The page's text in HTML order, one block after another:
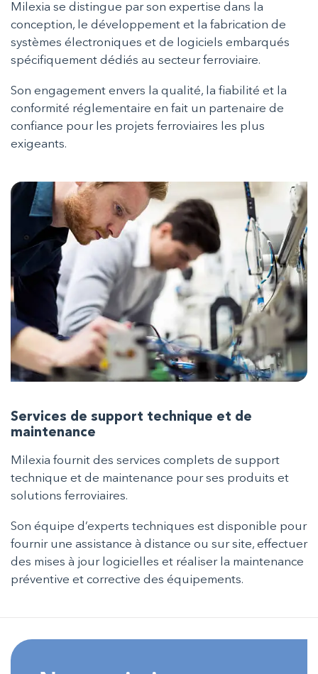
Milexia se distingue par son expertise dans la
conception, le développement et la fabrication de
systèmes électroniques et de logiciels embarqués
spécifiquement dédiés au secteur ferroviaire.
Son engagement envers la qualité, la fiabilité et la
conformité réglementaire en fait un partenaire de
confiance pour les projets ferroviaires les plus
exigeants.
Services de support technique et de
maintenance
Milexia fournit des services complets de support
technique et de maintenance pour ses produits et
solutions ferroviaires.
Son équipe d’experts techniques est disponible pour
fournir une assistance à distance ou sur site, effectuer
des mises à jour logicielles et réaliser la maintenance
préventive et corrective des équipements.